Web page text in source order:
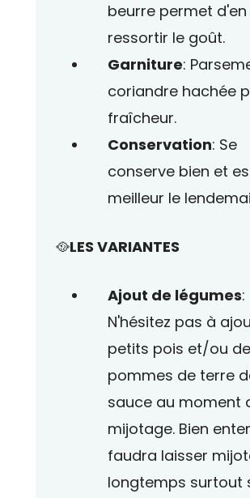
beurre permet
ressortir le goût.
Garniture:
coriandre hachée
fraîcheur.
Conservation: Se
conserve bien et
meilleur le
🥘LES VARIANTES
Ajout de légumes:
N'hésitez pas à
petits pois et/ou
pommes de terre
sauce au moment
mijotage. Bien
faudra laisser
longtemps surtout